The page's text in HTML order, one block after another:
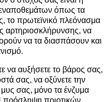
όπως τα
το πρωτεϊνικό πλεόνασμα
αρτηριοσκλήρυνσης, να
να τα διασπάσουν και
να αυξήσετε το βάρος σας,
σας, να οξύνετε την
σας, μόνο τα ένζυμα
ποιοτικών